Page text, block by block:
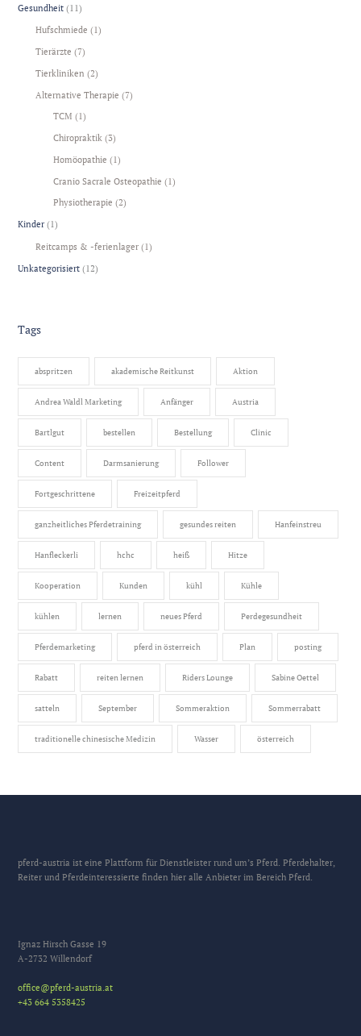
Gesundheit (11)
Hufschmiede (1)
Tierärzte (7)
Tierkliniken (2)
Alternative Therapie (7)
TCM (1)
Chiropraktik (3)
Homöopathie (1)
Cranio Sacrale Osteopathie (1)
Physiotherapie (2)
Kinder (1)
Reitcamps & -ferienlager (1)
Unkategorisiert (12)
Tags
abspritzen akademische Reitkunst Aktion
Andrea Waldl Marketing Anfänger Austria
Bartlgut bestellen Bestellung Clinic
Content Darmsanierung Follower
Fortgeschrittene Freizeitpferd
ganzheitliches Pferdetraining gesundes reiten Hanfeinstreu
Hanfleckerli hchc heiß Hitze
Kooperation Kunden kühl Kühle
kühlen lernen neues Pferd Perdegesundheit
Pferdemarketing pferd in österreich Plan posting
Rabatt reiten lernen Riders Lounge Sabine Oettel
satteln September Sommeraktion Sommerrabatt
traditionelle chinesische Medizin Wasser österreich
pferd-austria ist eine Plattform für Dienstleister rund um’s Pferd. Pferdehalter,
Reiter und Pferdeinteressierte finden hier alle Anbieter im Bereich Pferd.
Ignaz Hirsch Gasse 19
A-2732 Willendorf
office@pferd-austria.at
+43 664 5358425